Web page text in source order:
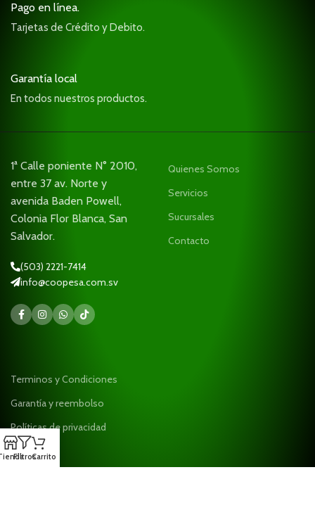
Pago en línea.
Tarjetas de Crédito y Debito.
Garantía local
En todos nuestros productos.
1ª Calle poniente N° 2010,
entre 37 av. Norte y
avenida Baden Powell,
Colonia Flor Blanca, San
Salvador.
(503) 2221-7414
info@coopesa.com.sv
Quienes Somos
Servicios
Sucursales
Contacto
Terminos y Condiciones
Garantía y reembolso
Políticas de privacidad
Ayuda
FiltrosCarrito